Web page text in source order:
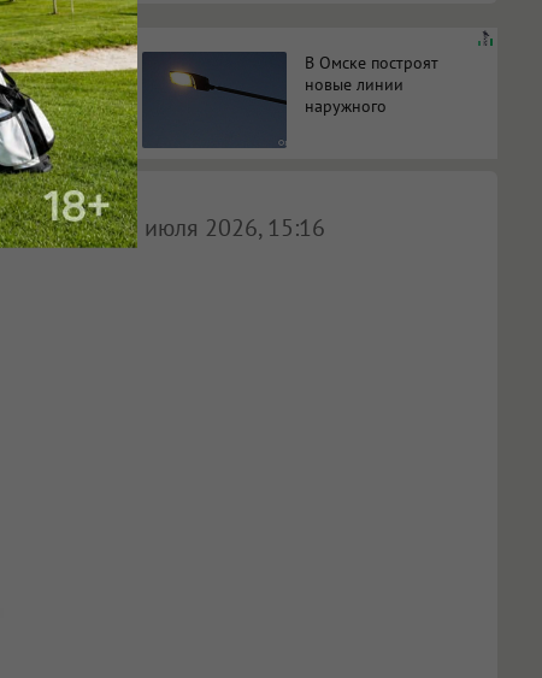
i
больше
В Омске построят
новые линии
наружного
20 июля 2026, 15:16